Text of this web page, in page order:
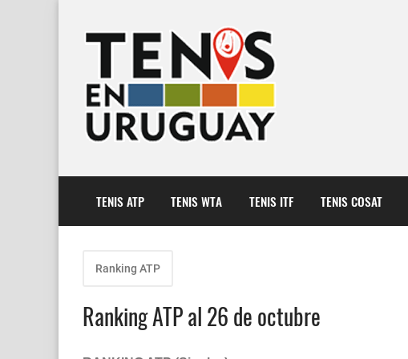
TENIS ATP TENIS WTA TENIS ITF TENIS COSAT
Ranking ATP
Ranking ATP al 26 de octubre